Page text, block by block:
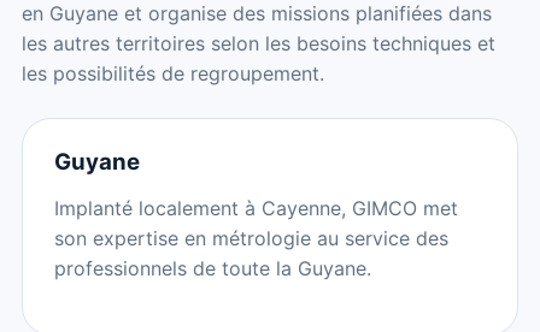
en Guyane et organise des missions planifiées dans
les autres territoires selon les besoins techniques et
les possibilités de regroupement.
Guyane
Implanté localement à Cayenne, GIMCO met
son expertise en métrologie au service des
professionnels de toute la Guyane.